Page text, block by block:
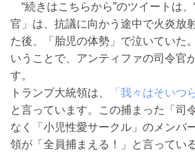
“続きはこちらから”のツイートは
官」は、抗議に向かう途中で火炎放
た後、「胎児の体勢」で泣いていた
いうことで、アンティファの司令官
す。
トランプ大統領は、
「我々はそいつ
と言っています。この捕まった「司
なく「小児性愛サークル」のメンバ
領が「全員捕まえる！」と言ってい